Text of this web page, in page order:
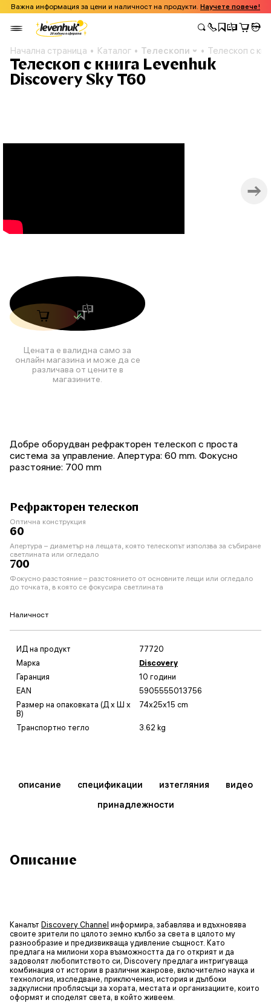
Важна информация за цени и наличност на продукти. Научете повече!
Начална страница Каталог Телескопи Телескоп с
Телескоп с книга Levenhuk
Discovery Sky T60
Цената е валидна само за
онлайн магазина и може да се
различава от цените в
магазините.
Добре оборудван рефракторен телескоп с проста
система за управление. Апертура: 60 mm. Фокусно
разстояние: 700 mm
Рефракторен телескоп
Оптична конструкция
60
Апертура – диаметър на лещата, която телескопът използва за събиране
светлината или огледало
700
Фокусно разстояние – разстоянието от основните лещи или огледало
до точката, в която се фокусира светлината
Наличност
ИД на продукт
77720
Марка
Discovery
Гаранция
10 години
EAN
5905555013756
Размер на опаковката (Д x Ш x
В)
74x25x15 cm
Транспортно тегло 3.62 kg
описание спецификации изтегляния
видео
принадлежности
Описание
Каналът Discovery Channel информира, забавлява и вдъхновява
своите зрители по цялото земно кълбо за света в цялото му
разнообразие и предизвикваща удивление същност. Като
предлага на милиони хора възможността да го открият и да
задоволят любопитството си, Discovery предлага интригуваща
комбинация от истории в различни жанрове, включително наука и
технология, изследване, приключения, история и дълбоки
задкулисни проблясъци за хората, местата и организациите, които
оформят и споделят света, в който живеем.